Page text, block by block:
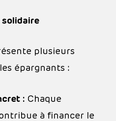
plusieurs
épargnants :
: Chaque
à financer le